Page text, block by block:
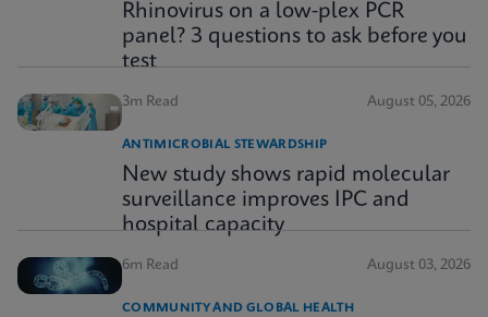
Rhinovirus on a low-plex PCR
panel? 3 questions to ask before you
test
3m Read August 05, 2026
ANTIMICROBIAL STEWARDSHIP
New study shows rapid molecular
surveillance improves IPC and
hospital capacity
6m Read August 03, 2026
COMMUNITY AND GLOBAL HEALTH